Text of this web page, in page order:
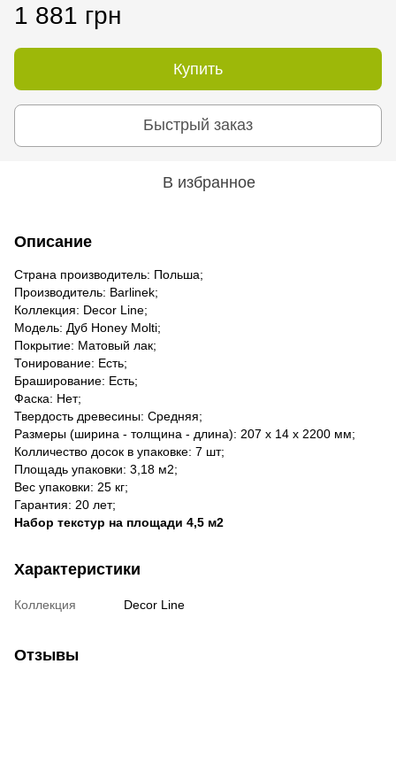
1 881 грн
Купить
Быстрый заказ
В избранное
Описание
Страна производитель: Польша;
Производитель: Barlinek;
Коллекция: Decor Line;
Модель: Дуб Honey Molti;
Покрытие: Матовый лак;
Тонирование: Есть;
Браширование: Есть;
Фаска: Нет;
Твердость древесины: Средняя;
Размеры (ширина - толщина - длина): 207 х 14 х 2200 мм;
Колличество досок в упаковке: 7 шт;
Площадь упаковки: 3,18 м2;
Вес упаковки: 25 кг;
Гарантия: 20 лет;
Набор текстур на площади 4,5 м2
Характеристики
Коллекция Decor Line
Отзывы